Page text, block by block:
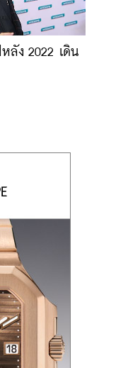
ลัง 2022 เดิน